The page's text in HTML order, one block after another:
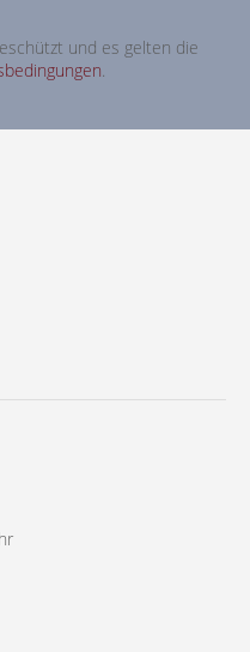
und es gelten die
.